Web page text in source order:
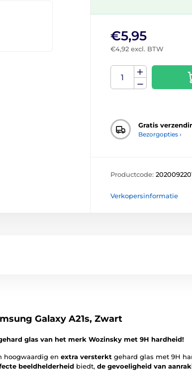
€5,95
€4,92 excl. BTW
Gratis
Bezorgopties ›
Productcode:
Verkopersinformatie
Galaxy A21s, Zwart
glas van het merk Wozinsky met 9H hardheid!
hoogwaardig en extra versterkt gehard glas met 9H
beeldhelderheid biedt, de gevoeligheid van